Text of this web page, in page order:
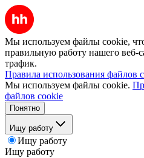
Мы используем файлы cookie,
правильную работу нашего веб-
трафик.
Правила использования файлов
Мы используем файлы cookie.
файлов cookie
Понятно
Ищу работу
Ищу работу
Ищу работу